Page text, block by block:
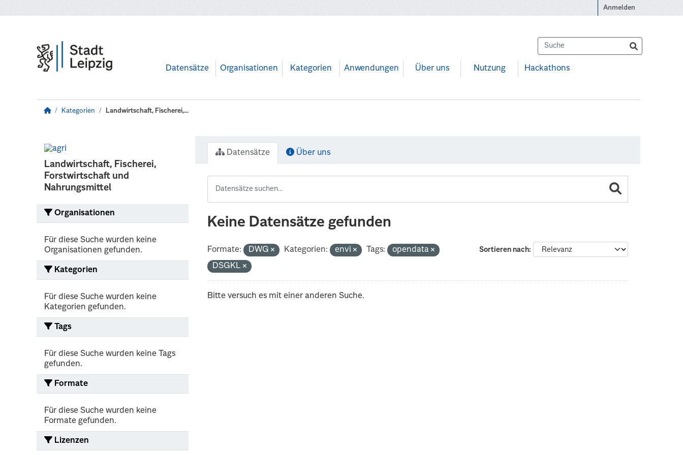
Anmelden
Datensätze Organisationen Kategorien Anwendungen Über uns Nutzung Hackathons
Kategorien Landwirtschaft, Fischerei,...
Landwirtschaft, Fischerei,
Forstwirtschaft und
Nahrungsmittel
Organisationen
Für diese Suche wurden keine
Organisationen gefunden.
Kategorien
Für diese Suche wurden keine
Kategorien gefunden.
Tags
Für diese Suche wurden keine Tags
gefunden.
Formate
Für diese Suche wurden keine
Formate gefunden.
Lizenzen
Datensätze Über uns
Keine Datensätze gefunden
Sortieren nach
Formate: DWG Kategorien: envi Tags:
opendata
DSGKL
Bitte versuch es mit einer anderen Suche.